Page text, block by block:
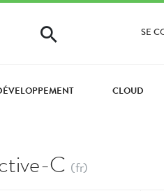
SE
CLOUD
C (fr)